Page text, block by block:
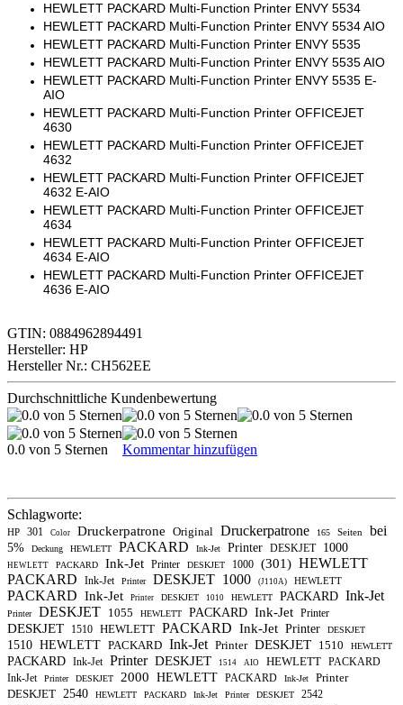
HEWLETT PACKARD Multi-Function Printer ENVY 5534
HEWLETT PACKARD Multi-Function Printer ENVY 5534 AIO
HEWLETT PACKARD Multi-Function Printer ENVY 5535
HEWLETT PACKARD Multi-Function Printer ENVY 5535 AIO
HEWLETT PACKARD Multi-Function Printer ENVY 5535 E-
AIO
HEWLETT PACKARD Multi-Function Printer OFFICEJET
4630
HEWLETT PACKARD Multi-Function Printer OFFICEJET
4632
HEWLETT PACKARD Multi-Function Printer OFFICEJET
4632 E-AIO
HEWLETT PACKARD Multi-Function Printer OFFICEJET
4634
HEWLETT PACKARD Multi-Function Printer OFFICEJET
4634 E-AIO
HEWLETT PACKARD Multi-Function Printer OFFICEJET
4636 E-AIO
GTIN: 0884962894491
Hersteller: HP
Hersteller Nr.: CH562EE
Durchschnittliche Kundenbewertung
0.0 von 5 Sternen Kommentar hinzufügen
Schlagworte:
HP 301 Color Druckerpatrone Original Druckerpatrone 165 Seiten bei
5% Deckung HEWLETT PACKARD Ink-Jet Printer DESKJET 1000
HEWLETT PACKARD Ink-Jet Printer DESKJET 1000 (301) HEWLETT
PACKARD
Ink-Jet Printer DESKJET 1000 (J110A) HEWLETT
PACKARD Ink-Jet Printer DESKJET 1010 HEWLETT PACKARD Ink-Jet
Printer DESKJET 1055 HEWLETT PACKARD Ink-Jet Printer
DESKJET 1510 HEWLETT PACKARD Ink-Jet Printer DESKJET
1510 HEWLETT PACKARD Ink-Jet Printer DESKJET 1510 HEWLETT
PACKARD Ink-Jet Printer DESKJET 1514 AIO HEWLETT PACKARD
Ink-Jet
Printer DESKJET 2000 HEWLETT PACKARD Ink-Jet
Printer
DESKJET 2540 HEWLETT PACKARD Ink-Jet Printer DESKJET 2542